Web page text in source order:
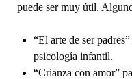
puede ser muy útil.
“El arte de ser
psicología infantil.
“Crianza con amor”